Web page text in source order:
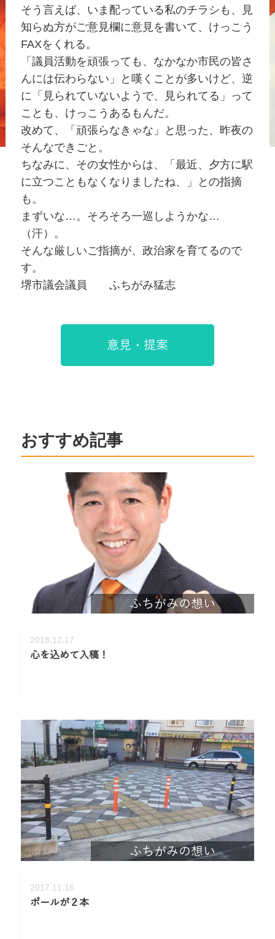
そう言えば、いま配っている私のチラシも、見
知らぬ方がご意見欄に意見を書いて、けっこう
FAXをくれる。
「議員活動を頑張っても、なかなか市民の皆さ
んには伝わらない」と嘆くことが多いけど、逆
に「見られていないようで、見られてる」って
ことも、けっこうあるもんだ。
改めて、「頑張らなきゃな」と思った、昨夜の
そんなできごと。
ちなみに、その女性からは、「最近、夕方に駅
に立つこともなくなりましたね、」との指摘
も。
まずいな…。そろそろ一巡しようかな…
（汗）。
そんな厳しいご指摘が、政治家を育てるので
す。
堺市議会議員 ふちがみ猛志
意見・提案
おすすめ記事
ふちがみの想い
2018.12.17
心を込めて入稿！
ふちがみの想い
2017.11.16
ポールが２本